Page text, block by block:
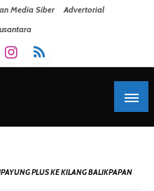
Media Siber
Advertorial
PLUS KE KILANG BALIKPAPAN